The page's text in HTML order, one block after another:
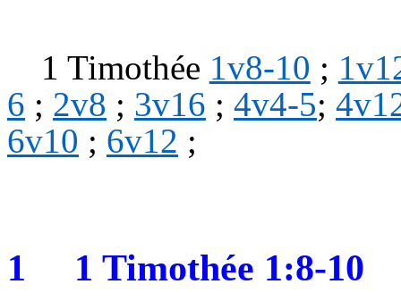
1 Timothée 1v8-10 ;
6 ; 2v8 ; 3v16 ; 4v4-5;
6v10 ; 6v12 ;
1 1 Timothée 1:8-10